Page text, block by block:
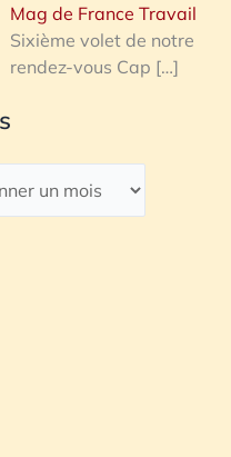
Mag de France Travail
Sixième volet de notre
rendez-vous Cap […]